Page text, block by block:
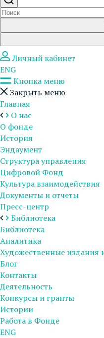
Личный кабинет
ENG
Кнопка меню
Закрыть меню
Главная
О нас
О фонде
История
Эндаумент
Структура управления
Цифровой Фонд
Культура взаимодействия
Документы и отчеты
Пресс-центр
Библиотека
Библиотека
Аналитика
Художественные издания
Блог
Контакты
Деятельность
Конкурсы и гранты
Истории
Работа в Фонде
ENG